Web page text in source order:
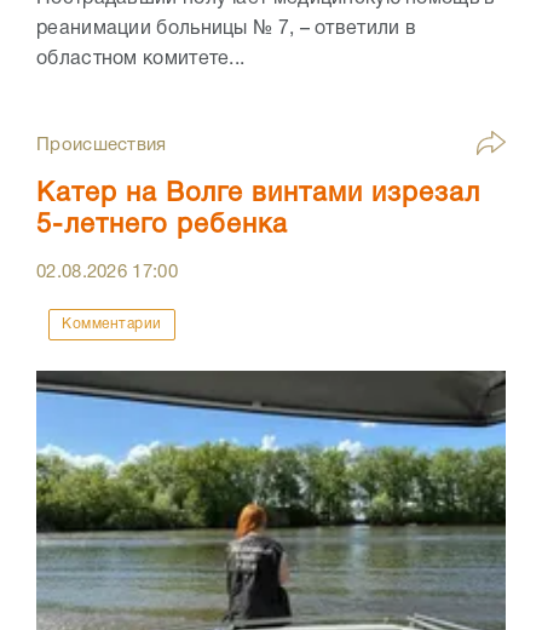
реанимации больницы № 7, – ответили в
областном комитете...
Происшествия
Катер на Волге винтами изрезал
5-летнего ребенка
02.08.2026 17:00
Комментарии